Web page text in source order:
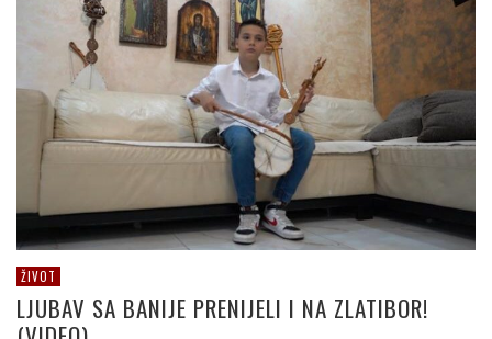
ŽIVOT
LJUBAV SA BANIJE PRENIJELI I NA ZLATIBOR!